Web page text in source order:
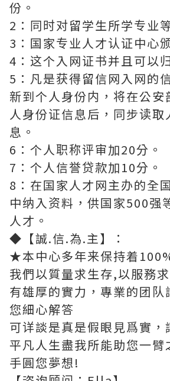
份。
2：同时对留学生所学专业
3：国家专业人才认证中心
4：这个入网证书并且可以
5：凡是获得留信网入网的
新到个人身份内，将在公安
人身份证信息后，同步读取
息。
6：个人职称评审加20分。
7：个人信誉贷款加10分。
8：在国家人才网主办的全
中纳入资料，供国家500强
人才。
◆【誠.信.為.主】：
★本中心多年来保持着
我們以質量求生存,以服務
有雄厚的實力，專業的团队
您細心解答
可详談是真是假眼見爲實，
平凡人生盡我所能助您一臂
手圓您夢想!